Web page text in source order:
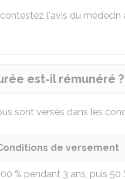
l'avis du médecin
est-il rémunéré ?
sont versés dans les
de versement
% pendant 3 ans, puis 50